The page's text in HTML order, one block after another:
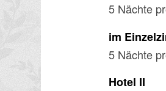
5 Nächte
im
5 Nächte
Hotel II